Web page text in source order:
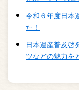
令和６年度日本
た！
日本遺産普及啓
ツなどの魅力を